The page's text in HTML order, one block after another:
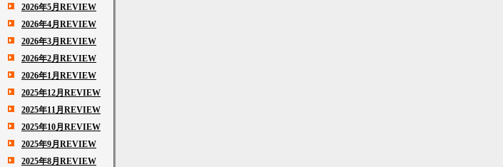
2026年5月REVIEW
2026年4月REVIEW
2026年3月REVIEW
2026年2月REVIEW
2026年1月REVIEW
2025年12月REVIEW
2025年11月REVIEW
2025年10月REVIEW
2025年9月REVIEW
2025年8月REVIEW